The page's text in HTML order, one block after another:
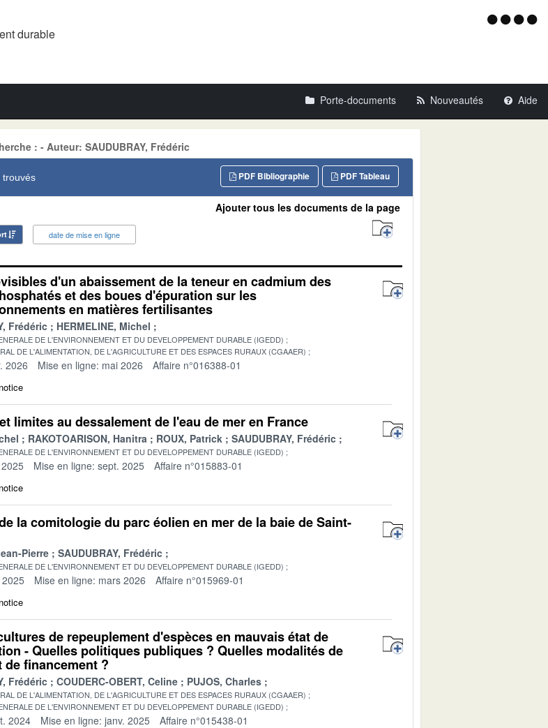
durable Menu
Porte-documents Nouveautés Aide
: - Auteur: SAUDUBRAY, Frédéric
trouvés PDF Tableau
PDF Bibliographie
date de mise en ligne
Ajouter tous les documents de la page
d'un abaissement de la teneur en cadmium des
et des boues d'épuration sur les
en matières fertilisantes
Frédéric HERMELINE, Michel
DE L'ENVIRONNEMENT ET DU DEVELOPPEMENT DURABLE (IGEDD)
DE L'ALIMENTATION, DE L'AGRICULTURE ET DES ESPACES RURAUX (CGAAER)
2026 Mise en ligne: mai 2026 Affaire n°016388-01
limites au dessalement de l'eau de mer en France
RAKOTOARISON, Hanitra ROUX, Patrick SAUDUBRAY, Frédéric
DE L'ENVIRONNEMENT ET DU DEVELOPPEMENT DURABLE (IGEDD)
Mise en ligne: sept. 2025 Affaire n°015883-01
la comitologie du parc éolien en mer de la baie de Saint-
Pierre SAUDUBRAY, Frédéric
DE L'ENVIRONNEMENT ET DU DEVELOPPEMENT DURABLE (IGEDD)
Mise en ligne: mars 2026 Affaire n°015969-01
de repeuplement d'espèces en mauvais état de
- Quelles politiques publiques ? Quelles modalités de
de financement ?
Frédéric COUDERC-OBERT, Celine PUJOS, Charles
DE L'ALIMENTATION, DE L'AGRICULTURE ET DES ESPACES RURAUX (CGAAER)
DE L'ENVIRONNEMENT ET DU DEVELOPPEMENT DURABLE (IGEDD)
2024 Mise en ligne: janv. 2025 Affaire n°015438-01